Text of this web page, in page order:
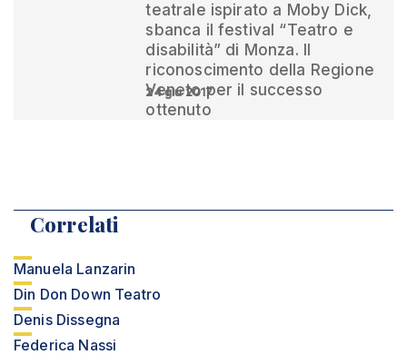
teatrale ispirato a Moby Dick,
sbanca il festival “Teatro e
disabilità” di Monza. Il
riconoscimento della Regione
Veneto per il successo
ottenuto
24 giu 2017
Correlati
Manuela Lanzarin
Din Don Down Teatro
Denis Dissegna
Federica Nassi